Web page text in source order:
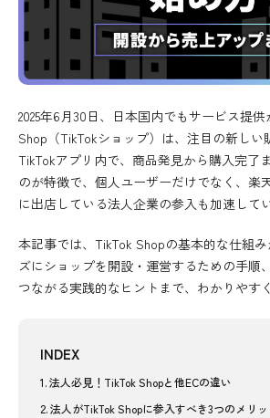
2025年6月30日、日本国内でもサービス提
Shop（TikTokショップ）は、注目の新しい
TikTokアプリ内で、商品発見から購入完了
のが特徴で、個人ユーザーだけでなく、楽
に出店している法人企業の参入も加速して
本記事では、TikTok Shopの基本的な仕組
ズにショップを開設・運営するための手順
つながる実践的なヒントまで、わかりやす
INDEX
法人必見！TikTok Shopと他ECの違い
法人がTikTok Shopに参入すべき3つのメリッ